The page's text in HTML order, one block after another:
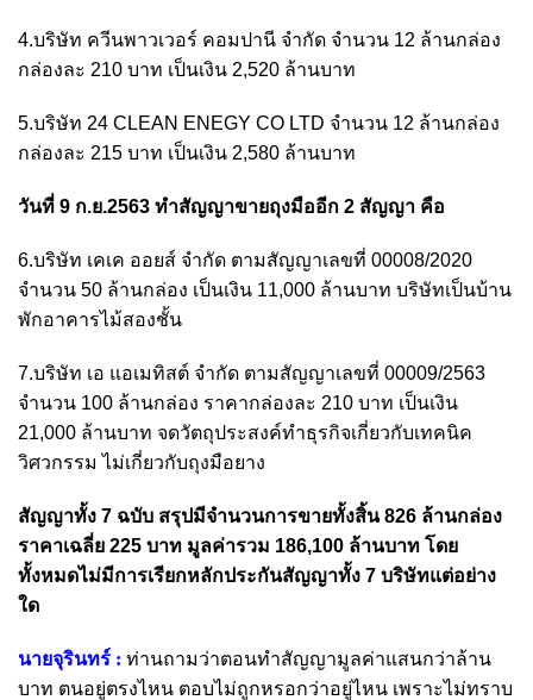
4.บริษัท ควีนพาวเวอร์ คอมปานี จำกัด จำนวน 12 ล้านกล่อง
กล่องละ 210 บาท เป็นเงิน 2,520 ล้านบาท
5.บริษัท 24 CLEAN ENEGY CO LTD จำนวน 12 ล้านกล่อง
กล่องละ 215 บาท เป็นเงิน 2,580 ล้านบาท
วันที่ 9 ก.ย.2563 ทำสัญญาขายถุงมืออีก 2 สัญญา คือ
6.บริษัท เคเค ออยส์ จำกัด ตามสัญญาเลขที่ 00008/2020
จำนวน 50 ล้านกล่อง เป็นเงิน 11,000 ล้านบาท บริษัทเป็นบ้าน
พักอาคารไม้สองชั้น
7.บริษัท เอ แอเมทิสต์ จำกัด ตามสัญญาเลขที่ 00009/2563
จำนวน 100 ล้านกล่อง ราคากล่องละ 210 บาท เป็นเงิน
21,000 ล้านบาท จดวัตถุประสงค์ทำธุรกิจเกี่ยวกับเทคนิค
วิศวกรรม ไม่เกี่ยวกับถุงมือยาง
สัญญาทั้ง 7 ฉบับ สรุปมีจำนวนการขายทั้งสิ้น 826 ล้านกล่อง
ราคาเฉลี่ย 225 บาท มูลค่ารวม 186,100 ล้านบาท โดย
ทั้งหมดไม่มีการเรียกหลักประกันสัญญาทั้ง 7 บริษัทแต่อย่าง
ใด
นายจุรินทร์ : ท่านถามว่าตอนทำสัญญามูลค่าแสนกว่าล้าน
บาท ตนอยู่ตรงไหน ตอบไม่ถูกหรอกว่าอยู่ไหน เพราะไม่ทราบ